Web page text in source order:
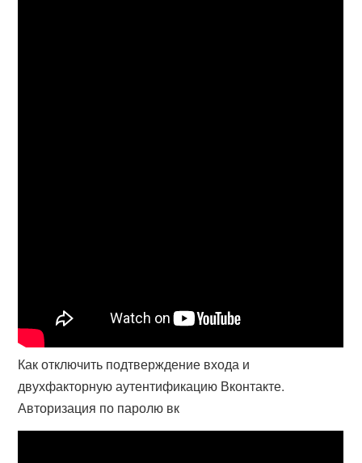
Как отключить подтверждение входа и
двухфакторную аутентификацию Вконтакте.
Авторизация по паролю вк